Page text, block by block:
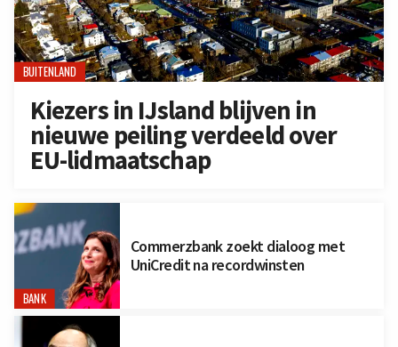
BUITENLAND
Kiezers in IJsland blijven in
nieuwe peiling verdeeld over
EU-lidmaatschap
BANK
Commerzbank zoekt dialoog met
UniCredit na recordwinsten